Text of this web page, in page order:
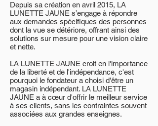
Depuis sa création en avril 2015, LA
LUNETTE JAUNE s’engage à répondre
aux demandes spécifiques des personnes
dont la vue se détériore, offrant ainsi des
solutions sur mesure pour une vision claire
et nette.
LA LUNETTE JAUNE croit en l'importance
de la liberté et de l'indépendance, c'est
pourquoi le fondateur a choisi d'être un
magasin indépendant. LA LUNETTE
JAUNE a à cœur d'offrir le meilleur service
à ses clients, sans les contraintes souvent
associées aux grandes enseignes.